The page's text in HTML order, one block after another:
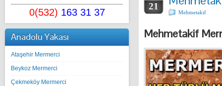
0(532) 163 31 37
Anadolu Yakası
Ataşehir Mermerci
Beykoz Mermerci
Çekmeköy Mermerci
21
Mehmetakif
Mehmetakif